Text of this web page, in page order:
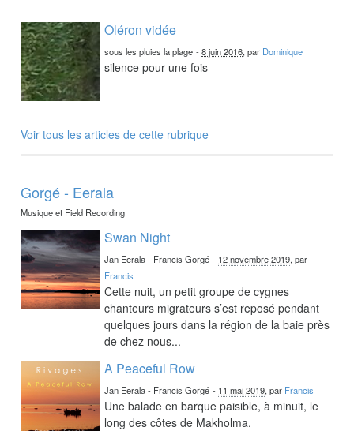
Oléron vidée
sous les pluies la plage -8 juin 2016, par Dominique
silence pour une fois
Voir tous les articles de cette rubrique
Gorgé - Eerala
Musique et Field Recording
Swan Night
Jan Eerala - Francis Gorgé - 12 novembre 2019, par
Francis
Cette nuit, un petit groupe de cygnes
chanteurs migrateurs s’est reposé pendant
quelques jours dans la région de la baie près
de chez nous...
A Peaceful Row
Jan Eerala - Francis Gorgé - 11 mai 2019, par Francis
Une balade en barque paisible, à minuit, le
long des côtes de Makholma.